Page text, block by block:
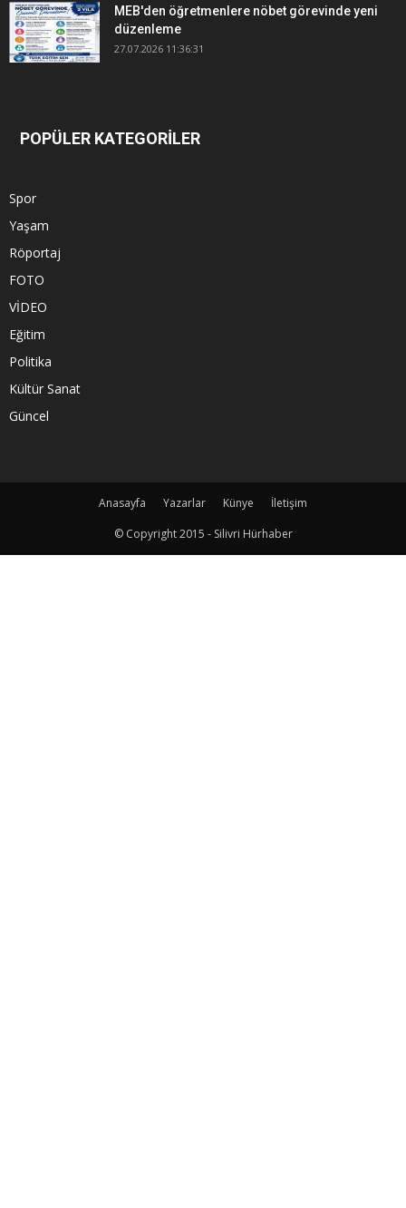
MEB'den öğretmenlere nöbet görevinde yeni
düzenleme
27.07.2026 11:36:31
POPÜLER KATEGORİLER
Spor
Yaşam
Röportaj
FOTO
VİDEO
Eğitim
Politika
Kültür Sanat
Güncel
Anasayfa Yazarlar Künye
İletişim
© Copyright 2015 - Silivri Hürhaber